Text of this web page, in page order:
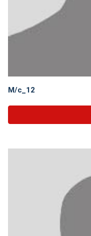
М/с_12